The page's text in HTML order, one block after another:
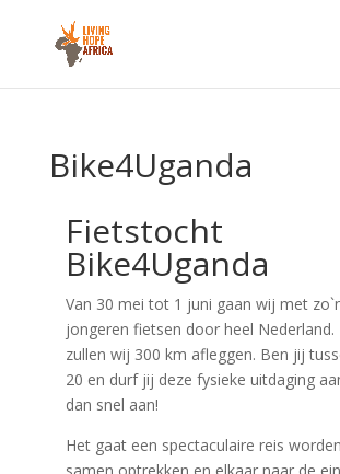
Bike4Uganda
Fietstocht
Bike4Uganda
Van 30 mei tot 1 juni gaan wij met
jongeren fietsen door heel Nederland.
zullen wij 300 km afleggen. Ben jij
20 en durf jij deze fysieke uitdaging
dan snel aan!
Het gaat een spectaculaire reis